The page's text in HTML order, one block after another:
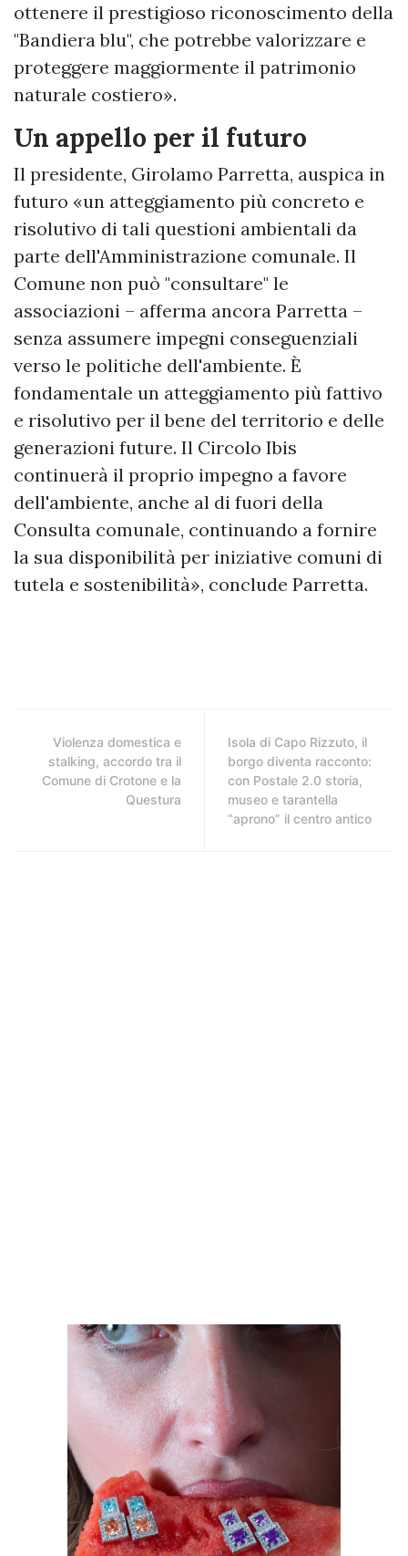
ottenere il prestigioso riconoscimento della
"Bandiera blu", che potrebbe valorizzare e
proteggere maggiormente il patrimonio
naturale costiero».
Un appello per il futuro
Il presidente, Girolamo Parretta, auspica in
futuro «un atteggiamento più concreto e
risolutivo di tali questioni ambientali da
parte dell'Amministrazione comunale. Il
Comune non può "consultare" le
associazioni – afferma ancora Parretta –
senza assumere impegni conseguenziali
verso le politiche dell'ambiente. È
fondamentale un atteggiamento più fattivo
e risolutivo per il bene del territorio e delle
generazioni future. Il Circolo Ibis
continuerà il proprio impegno a favore
dell'ambiente, anche al di fuori della
Consulta comunale, continuando a fornire
la sua disponibilità per iniziative comuni di
tutela e sostenibilità», conclude Parretta.
Violenza domestica e
stalking, accordo tra il
Comune di Crotone e la
Questura
Isola di Capo Rizzuto, il
borgo diventa racconto:
con Postale 2.0 storia,
museo e tarantella
“aprono” il centro antico